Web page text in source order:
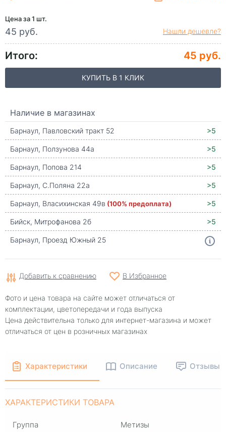
Цена за 1 шт.
45 руб. Нашли дешевле?
Итого: 45 руб.
КУПИТЬ В 1 КЛИК
Наличие в магазинах
Барнаул, Павловский тракт 52
>5
Барнаул, Ползунова 44а
>5
Барнаул, Попова 214
>5
Барнаул, С.Поляна 22а
>5
Барнаул, Власихинская 49в (100% предоплата)
>5
Бийск, Митрофанова 2б
>5
Барнаул, Проезд Южный 25
Добавить к сравнению В Избранное
Фото и цена товара на сайте может отличаться от
комплектации, цветопередачи и года выпуска
Цена действительна только для интернет-магазина и может
отличаться от цен в розничных магазинах
Характеристики Описание Отзывы
ХАРАКТЕРИСТИКИ ТОВАРА
Группа Метизы